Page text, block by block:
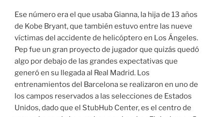
Ese número era el que usaba Gianna, la hija de 13 años
de Kobe Bryant, que también estuvo entre las nueve
víctimas del accidente de helicóptero en Los Ángeles.
Pep fue un gran proyecto de jugador que quizás quedó
algo por debajo de las grandes expectativas que
generó en su llegada al Real Madrid. Los
entrenamientos del Barcelona se realizaron en uno de
los campos reservados a las selecciones de Estados
Unidos, dado que el StubHub Center, es el centro de